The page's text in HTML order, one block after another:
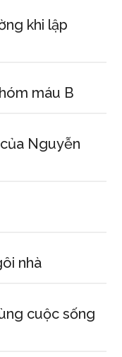
khi lập
máu B
Nguyễn
nhà
cuộc sống